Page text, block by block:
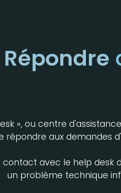
Répondre
», ou centre
répondre aux demandes
avec le help desk
un problème technique